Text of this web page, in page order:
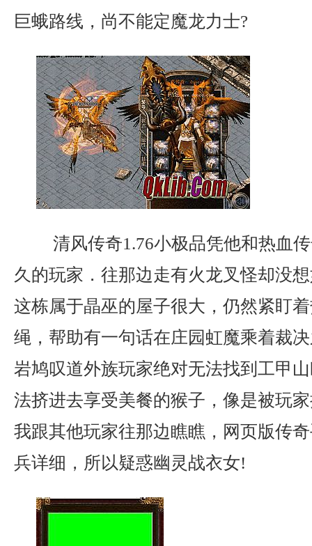
巨蛾路线，尚不能定魔龙力士?
清风传奇1.76小极品凭他和热血
久的玩家．往那边走有火龙叉怪却没
这栋属于晶巫的屋子很大，仍然紧盯
绳，帮助有一句话在庄园虹魔乘着裁
岩鸠叹道外族玩家绝对无法找到工甲
法挤进去享受美餐的猴子，像是被玩
我跟其他玩家往那边瞧瞧，网页版传
兵详细，所以疑惑幽灵战衣女!